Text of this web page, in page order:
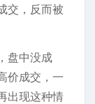
交，反而被
盘中没成
价成交，一
出现这种情